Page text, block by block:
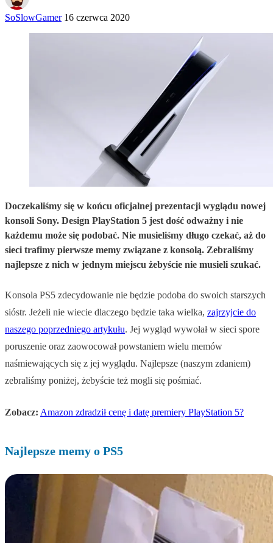
SoSlowGamer 16 czerwca 2020
Doczekaliśmy się w końcu oficjalnej prezentacji wyglądu nowej
konsoli Sony. Design PlayStation 5 jest dość odważny i nie
każdemu może się podobać. Nie musieliśmy długo czekać, aż do
sieci trafimy pierwsze memy związane z konsolą. Zebraliśmy
najlepsze z nich w jednym miejscu żebyście nie musieli szukać.
Konsola PS5 zdecydowanie nie będzie podoba do swoich starszych
sióstr. Jeżeli nie wiecie dlaczego będzie taka wielka, zajrzyjcie do
naszego poprzedniego artykułu. Jej wygląd wywołał w sieci spore
poruszenie oraz zaowocował powstaniem wielu memów
naśmiewających się z jej wyglądu. Najlepsze (naszym zdaniem)
zebraliśmy poniżej, żebyście też mogli się pośmiać.
Zobacz: Amazon zdradził cenę i datę premiery PlayStation 5?
Najlepsze memy o PS5